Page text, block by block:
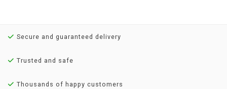
Secure and guaranteed delivery
Trusted and safe
Thousands of happy customers